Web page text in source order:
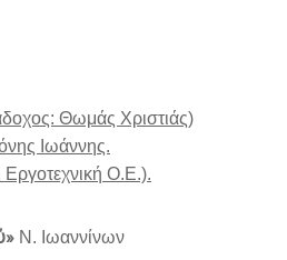
Θωμάς Χριστιάς)
Ιωάννης.
Ο.Ε.).
Ν. Ιωαννίνων